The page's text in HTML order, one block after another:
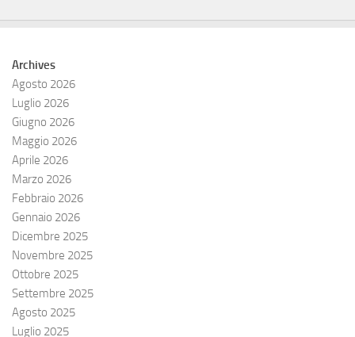
Archives
Agosto 2026
Luglio 2026
Giugno 2026
Maggio 2026
Aprile 2026
Marzo 2026
Febbraio 2026
Gennaio 2026
Dicembre 2025
Novembre 2025
Ottobre 2025
Settembre 2025
Agosto 2025
Luglio 2025